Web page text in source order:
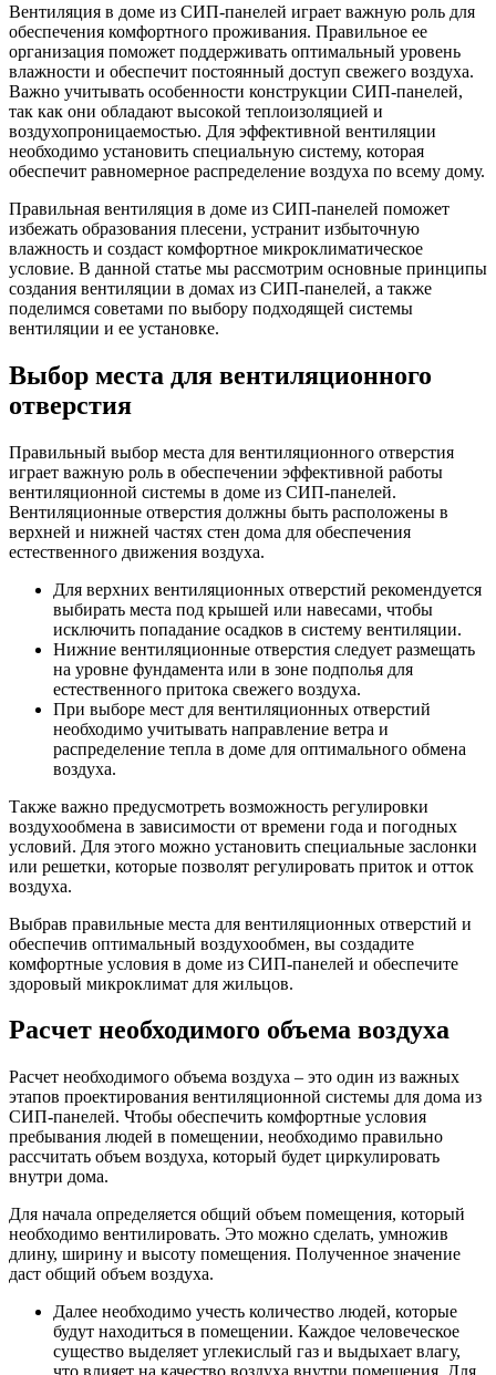
Вентиляция в доме из СИП-панелей играет важную роль для
обеспечения комфортного проживания. Правильное ее
организация поможет поддерживать оптимальный уровень
влажности и обеспечит постоянный доступ свежего воздуха.
Важно учитывать особенности конструкции СИП-панелей,
так как они обладают высокой теплоизоляцией и
воздухопроницаемостью. Для эффективной вентиляции
необходимо установить специальную систему, которая
обеспечит равномерное распределение воздуха по всему дому.
Правильная вентиляция в доме из СИП-панелей поможет
избежать образования плесени, устранит избыточную
влажность и создаст комфортное микроклиматическое
условие. В данной статье мы рассмотрим основные принципы
создания вентиляции в домах из СИП-панелей, а также
поделимся советами по выбору подходящей системы
вентиляции и ее установке.
Выбор места для вентиляционного
отверстия
Правильный выбор места для вентиляционного отверстия
играет важную роль в обеспечении эффективной работы
вентиляционной системы в доме из СИП-панелей.
Вентиляционные отверстия должны быть расположены в
верхней и нижней частях стен дома для обеспечения
естественного движения воздуха.
Для верхних вентиляционных отверстий рекомендуется
выбирать места под крышей или навесами, чтобы
исключить попадание осадков в систему вентиляции.
Нижние вентиляционные отверстия следует размещать
на уровне фундамента или в зоне подполья для
естественного притока свежего воздуха.
При выборе мест для вентиляционных отверстий
необходимо учитывать направление ветра и
распределение тепла в доме для оптимального обмена
воздуха.
Также важно предусмотреть возможность регулировки
воздухообмена в зависимости от времени года и погодных
условий. Для этого можно установить специальные заслонки
или решетки, которые позволят регулировать приток и отток
воздуха.
Выбрав правильные места для вентиляционных отверстий и
обеспечив оптимальный воздухообмен, вы создадите
комфортные условия в доме из СИП-панелей и обеспечите
здоровый микроклимат для жильцов.
Расчет необходимого объема воздуха
Расчет необходимого объема воздуха – это один из важных
этапов проектирования вентиляционной системы для дома из
СИП-панелей. Чтобы обеспечить комфортные условия
пребывания людей в помещении, необходимо правильно
рассчитать объем воздуха, который будет циркулировать
внутри дома.
Для начала определяется общий объем помещения, который
необходимо вентилировать. Это можно сделать, умножив
длину, ширину и высоту помещения. Полученное значение
даст общий объем воздуха.
Далее необходимо учесть количество людей, которые
будут находиться в помещении. Каждое человеческое
существо выделяет углекислый газ и выдыхает влагу,